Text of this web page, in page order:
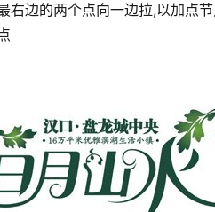
右边的两个点向一边拉,以加点